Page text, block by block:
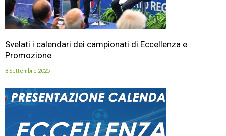
Svelati i calendari dei campionati di Eccellenza e
Promozione
8 Settembre 2025